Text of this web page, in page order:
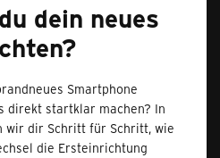
dein neues
Smartphone
direkt startklar machen? In
wir dir Schritt für Schritt, wie
die Ersteinrichtung